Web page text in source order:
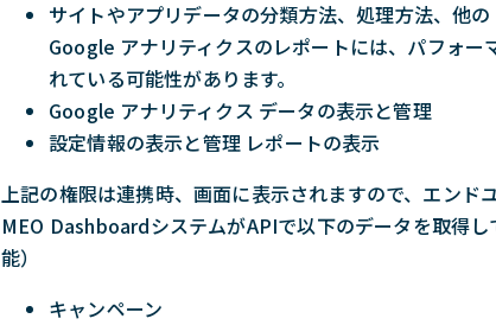
サイトやアプリデータの分類方法、処理方法、他
Google アナリティクスのレポートには、パフォ
れている可能性があります。
Google アナリティクス データの表示と管理
設定情報の表示と管理 レポートの表示
上記の権限は連携時、画面に表示されますので、エンド
MEO DashboardシステムがAPIで以下のデータを取得
能）
キャンペーン